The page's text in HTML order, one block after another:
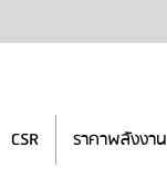
CSR ราคาพลังงาน